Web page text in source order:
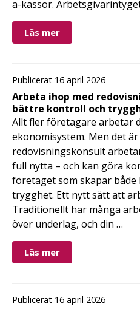
a-kassor.
Läs mer
Publicerat 16 april 2026
Arbeta ihop med
bättre kontroll och
Allt fler företagare arbetar
ekonomisystem. Men det
redovisningskonsult
full nytta – och kan göra
företaget som skapar
trygghet. Ett nytt sätt att
Traditionellt har många
över underlag, och din …
Läs mer
Publicerat 16 april 2026